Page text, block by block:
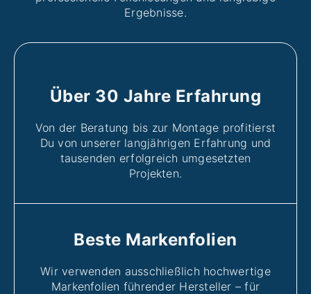
Ergebnisse.
Über 30 Jahre Erfahrung
Von der Beratung bis zur Montage profitierst
Du von unserer langjährigen Erfahrung und
tausenden erfolgreich umgesetzten
Projekten.
Beste Markenfolien
Wir verwenden ausschließlich hochwertige
Markenfolien führender Hersteller – für